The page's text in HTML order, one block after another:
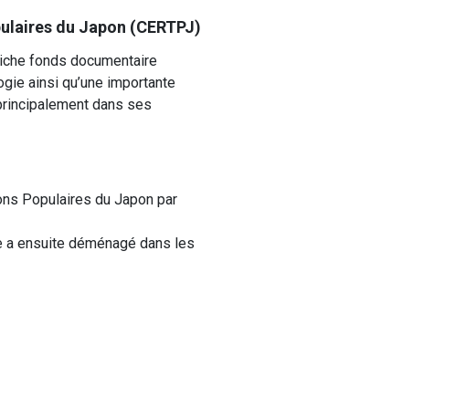
du Japon (CERTPJ)
fonds documentaire
ainsi qu’une importante
dans ses
Populaires du Japon par
a ensuite déménagé dans les